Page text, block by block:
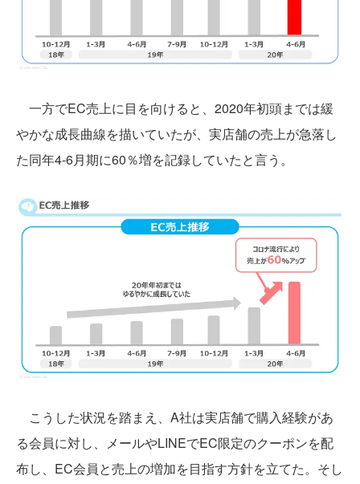
一方でEC売上に目を向けると、2020年初頭までは緩
やかな成長曲線を描いていたが、実店舗の売上が急落し
た同年4-6月期に60％増を記録していたと言う。
こうした状況を踏まえ、A社は実店舗で購入経験があ
る会員に対し、メールやLINEでEC限定のクーポンを配
布し、EC会員と売上の増加を目指す方針を立てた。そし